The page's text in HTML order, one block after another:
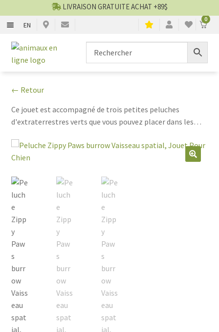
EN
0
Aller
à
Aller
au
LIVRAISON GRATUITE ACHAT +89$
CHIENS
SERVICES
PAR MARQUES
🍁 PRODUITS CANADIEN
VENTES
← Retour
Ce jouet est accompagné de trois petites peluches
d'extraterrestres verts que vous pouvez placer dans les
votre animal.